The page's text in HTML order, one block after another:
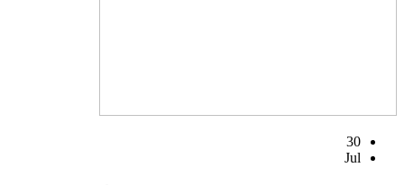
30
Jul